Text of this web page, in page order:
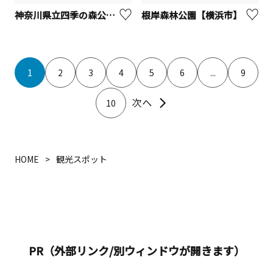
神奈川県立四季の森公園 じゃぶじゃぶ池 根岸森林公園【横浜市】
1 2 3 4 5 6 ... 9
10
HOME 観光スポット
PR（外部リンク/別ウィンドウが開きます）